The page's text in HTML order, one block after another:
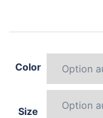
Color
Size